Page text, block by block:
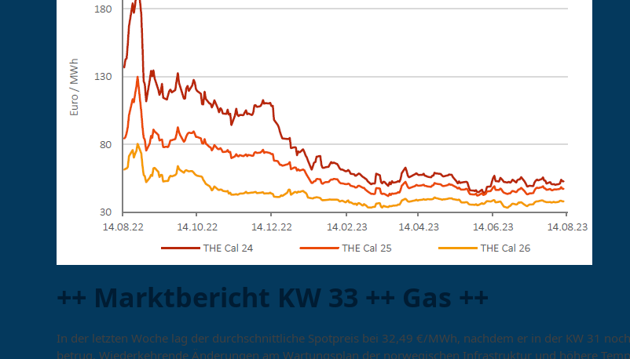
++ Marktbericht KW 33 ++ Gas ++
In der letzten Woche lag der durchschnittliche Spotpreis bei 32,49 €/MWh, nachdem er in der KW 31
betrug. Wiederkehrende Änderungen am Wartungsplan der norwegischen Infrastruktur und höhere